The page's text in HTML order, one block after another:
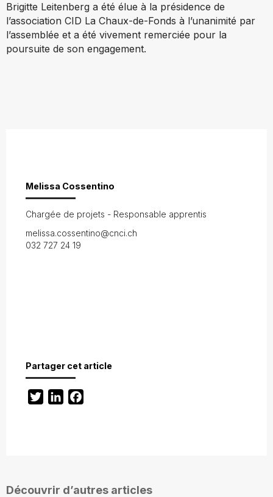
Brigitte Leitenberg a été élue à la présidence de
l’association CID La Chaux-de-Fonds à l’unanimité par
l’assemblée et a été vivement remerciée pour la
poursuite de son engagement.
Melissa Cossentino
Chargée de projets - Responsable apprentis
melissa.cossentino@cnci.ch
032 727 24 19
Partager cet article
TwitterLinkedIn
Découvrir d’autres articles